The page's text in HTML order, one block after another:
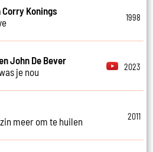
Corry Konings
1998
John De Bever
je nou
2023
meer om te huilen
2011